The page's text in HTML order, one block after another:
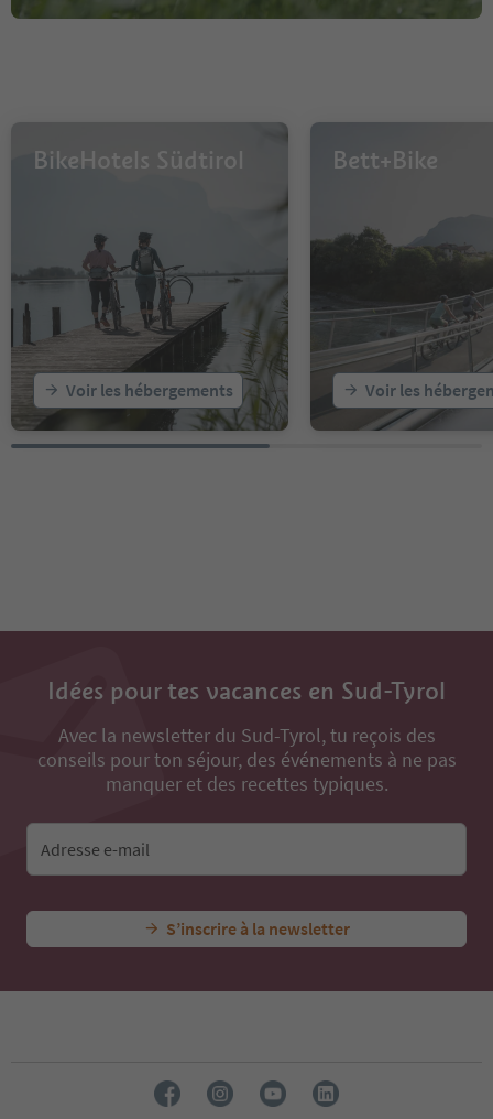
BikeHotels Südtirol
Voir les hébergements
Bett+Bike
Voir les
Idées pour tes vacances en Sud-Tyrol
Avec la newsletter du Sud-Tyrol, tu reçois des
conseils pour ton séjour, des événements à ne pas
manquer et des recettes typiques.
Adresse e-mail
S’inscrire à la newsletter